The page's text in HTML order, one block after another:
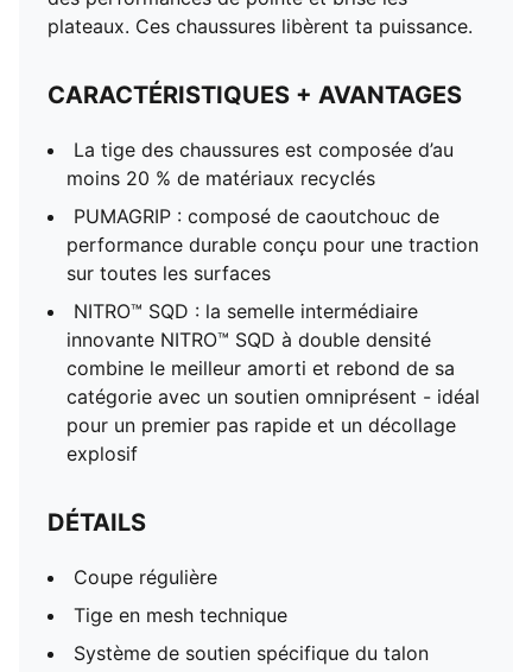
plateaux. Ces chaussures libèrent ta puissance.
CARACTÉRISTIQUES + AVANTAGES
La tige des chaussures est composée d’au
moins 20 % de matériaux recyclés
PUMAGRIP : composé de caoutchouc de
performance durable conçu pour une traction
sur toutes les surfaces
NITRO™ SQD : la semelle intermédiaire
innovante NITRO™ SQD à double densité
combine le meilleur amorti et rebond de sa
catégorie avec un soutien omniprésent - idéal
pour un premier pas rapide et un décollage
explosif
DÉTAILS
Coupe régulière
Tige en mesh technique
Système de soutien spécifique du talon